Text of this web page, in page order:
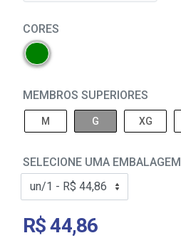
CORES
MEMBROS SUPERIORES
M G XG
SELECIONE UMA EMBALAGEM
R$ 44,86